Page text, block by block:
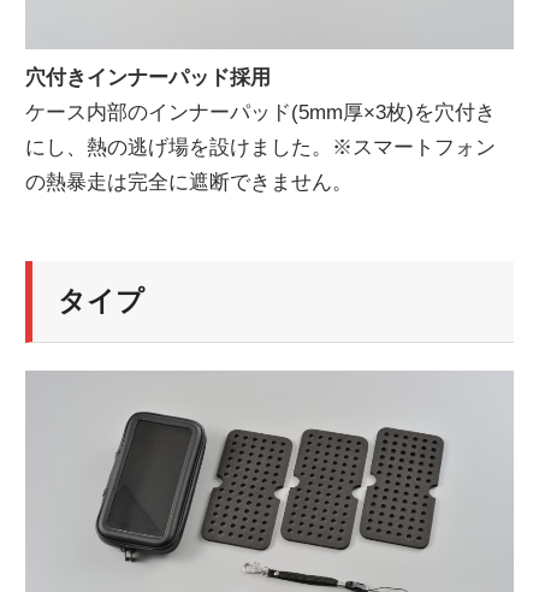
穴付きインナーパッド採用
ケース内部のインナーパッド(5mm厚×3枚)を穴付き
にし、熱の逃げ場を設けました。※スマートフォン
の熱暴走は完全に遮断できません。
タイプ